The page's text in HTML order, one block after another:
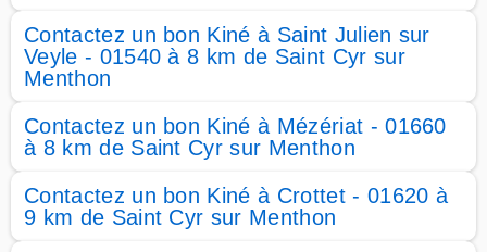
Contactez un bon Kiné à Saint Julien sur
Veyle - 01540 à 8 km de Saint Cyr sur
Menthon
Contactez un bon Kiné à Mézériat - 01660
à 8 km de Saint Cyr sur Menthon
Contactez un bon Kiné à Crottet - 01620 à
9 km de Saint Cyr sur Menthon